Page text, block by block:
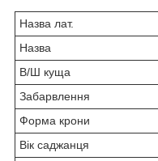
Назва лат.
Назва
В/Ш куща
Забарвлення
Форма крони
Вік саджанця